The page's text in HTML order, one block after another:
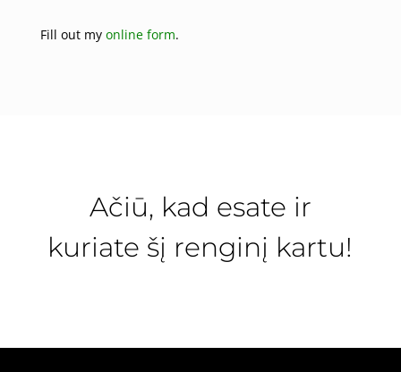
Fill out my online form.
Ačiū, kad esate ir
kuriate šį renginį kartu!